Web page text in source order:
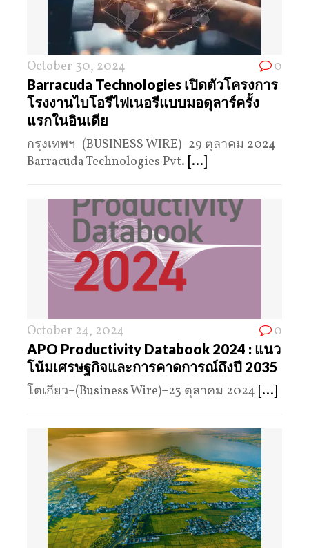
October 30, 2024 0
Barracuda Technologies เปิดตัวโครงการ
โรงงานไบโอรีไฟเนอรีแบบมอดุลาร์ครั้ง
แรกในอินเดีย
กรุงเทพฯ–(BUSINESS WIRE)–29 ตุลาคม 2024
Barracuda Technologies Pvt. [...]
October 24, 2024 0
APO Productivity Databook 2024 : แนว
โน้มเศรษฐกิจและการคาดการณ์ถึงปี 2035
โตเกียว–(Business Wire)–23 ตุลาคม 2024 [...]